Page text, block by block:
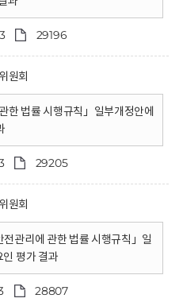
29196
원회
한 법률 시행규칙」일부개정안에
29205
원회
전관리에 관한 법률 시행규칙」일
평가 결과
28807